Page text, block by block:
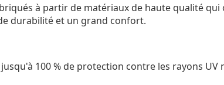
à partir de matériaux de haute qualité
durabilité et un grand confort.
100 % de protection contre les rayons UV